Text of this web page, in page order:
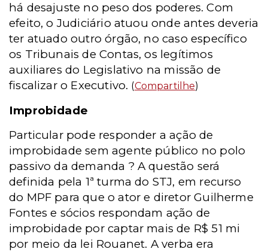
há desajuste no peso dos poderes. Com
efeito, o Judiciário atuou onde antes deveria
ter atuado outro órgão, no caso específico
os Tribunais de Contas, os legítimos
auxiliares do Legislativo na missão de
fiscalizar o Executivo. (Compartilhe)
Improbidade
Particular pode responder a ação de
improbidade sem agente público no polo
passivo da demanda ? A questão será
definida pela 1ª turma do STJ, em recurso
do MPF para que o ator e diretor Guilherme
Fontes e sócios respondam ação de
improbidade por captar mais de R$ 51 mi
por meio da lei Rouanet. A verba era